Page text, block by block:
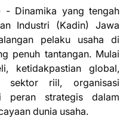
- Dinamika yang tengah
Industri (Kadin) Jawa
pelaku usaha di
penuh tantangan. Mulai
ketidakpastian global,
sektor riil, organisasi
peran strategis dalam
dunia usaha.